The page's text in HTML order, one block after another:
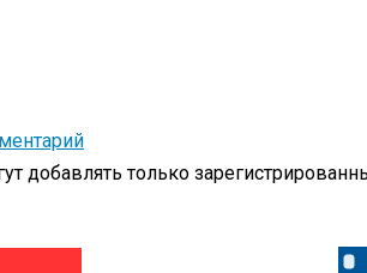
добавлять только